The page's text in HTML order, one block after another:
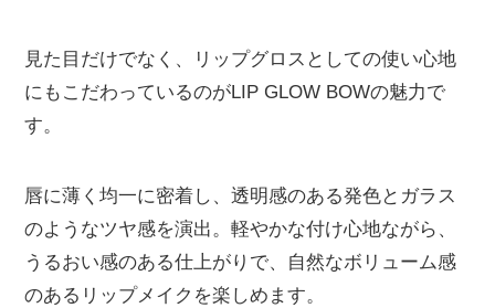
見た目だけでなく、リップグロスとしての使い心地
にもこだわっているのがLIP GLOW BOWの魅力で
す。
唇に薄く均一に密着し、透明感のある発色とガラス
のようなツヤ感を演出。軽やかな付け心地ながら、
うるおい感のある仕上がりで、自然なボリューム感
のあるリップメイクを楽しめます。